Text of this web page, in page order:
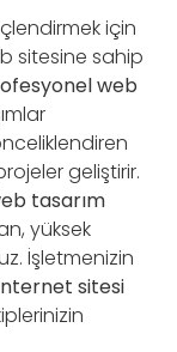
için
sitesine sahip
web
geliştirir.
tasarım
yüksek
İşletmenizin
sitesi